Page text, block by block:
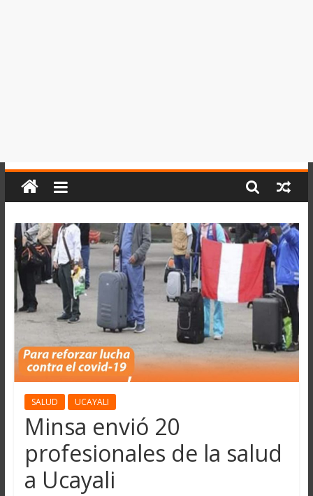
SALUD UCAYALI
Minsa envió 20
profesionales de la salud
a Ucayali